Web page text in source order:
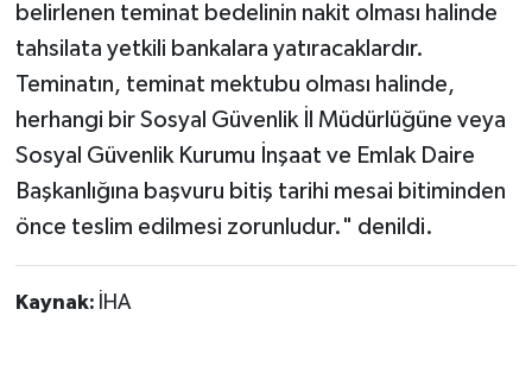
belirlenen teminat bedelinin nakit olması halinde
tahsilata yetkili bankalara yatıracaklardır.
Teminatın, teminat mektubu olması halinde,
herhangi bir Sosyal Güvenlik İl Müdürlüğüne veya
Sosyal Güvenlik Kurumu İnşaat ve Emlak Daire
Başkanlığına başvuru bitiş tarihi mesai bitiminden
önce teslim edilmesi zorunludur." denildi.
Kaynak: İHA